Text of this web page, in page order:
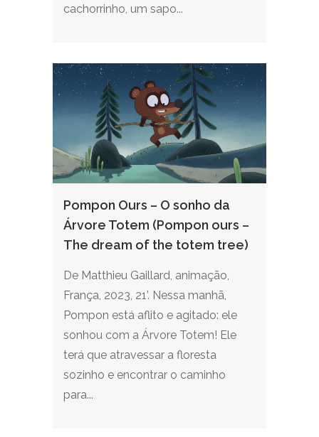
cachorrinho, um sapo...
Pompon Ours – O sonho da
Árvore Totem (Pompon ours –
The dream of the totem tree)
De Matthieu Gaillard, animação,
França, 2023, 21’. Nessa manhã,
Pompon está aflito e agitado: ele
sonhou com a Árvore Totem! Ele
terá que atravessar a floresta
sozinho e encontrar o caminho
para...